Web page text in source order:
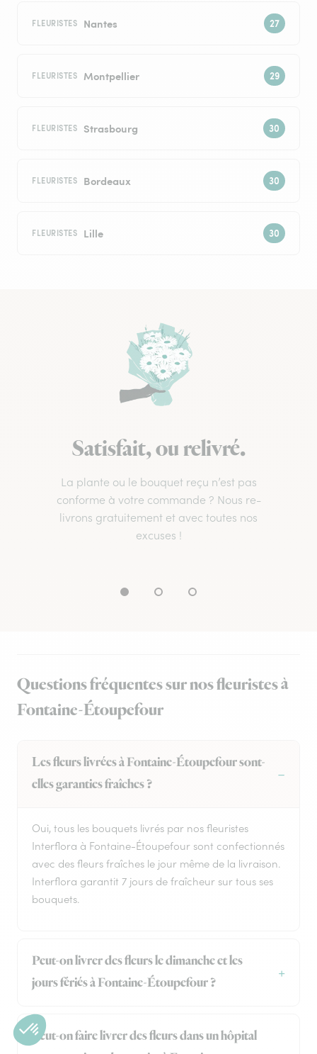
FLEURISTES Nantes
FLEURISTES Montpellier
FLEURISTES Strasbourg
FLEURISTES Bordeaux
FLEURISTES Lille
Satisfait, ou relivré.
La plante ou le bouquet reçu n’est pas
conforme à votre commande ? Nous re-
livrons gratuitement et avec toutes nos
excuses !
Questions fréquentes sur nos fleuristes à
Fontaine-Étoupefour
Les fleurs livrées à Fontaine-Étoupefour sont-
elles garanties fraîches ?
Oui, tous les bouquets livrés par nos fleuristes
Interflora à Fontaine-Étoupefour sont confectionnés
avec des fleurs fraîches le jour même de la livraison.
Interflora garantit 7 jours de fraîcheur sur tous ses
bouquets.
Peut-on livrer des fleurs le dimanche et les
jours fériés à Fontaine-Étoupefour ?
Peut-on faire livrer des fleurs dans un hôpital